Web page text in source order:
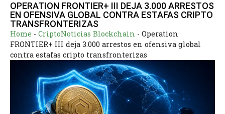
OPERATION FRONTIER+ III DEJA 3.000 ARRESTOS
EN OFENSIVA GLOBAL CONTRA ESTAFAS CRIPTO
TRANSFRONTERIZAS
Home - CriptoNoticias Blockchain - Operation
FRONTIER+ III deja 3.000 arrestos en ofensiva global
contra estafas cripto transfronterizas